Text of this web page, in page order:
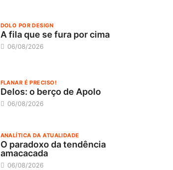
DOLO POR DESIGN
A fila que se fura por cima
06/08/2026
FLANAR É PRECISO!
Delos: o berço de Apolo
06/08/2026
ANALÍTICA DA ATUALIDADE
O paradoxo da tendência
amacacada
06/08/2026